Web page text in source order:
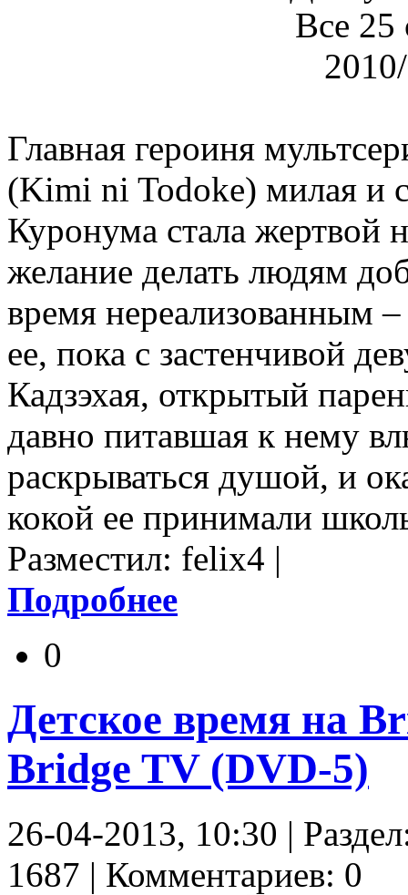
Главная героиня
(Kimi ni Todoke) милая и
Куронума стала
желание делать людям
время нереализованным
ее, пока с застенчивой
Кадзэхая, открытый
давно питавшая к нему
раскрываться душой, и
кокой ее принимали
Разместил: felix4 |
Подробнее
0
Детское время на
Bridge TV (DVD-5)
26-04-2013, 10:30 |
1687 | Комментариев: 0